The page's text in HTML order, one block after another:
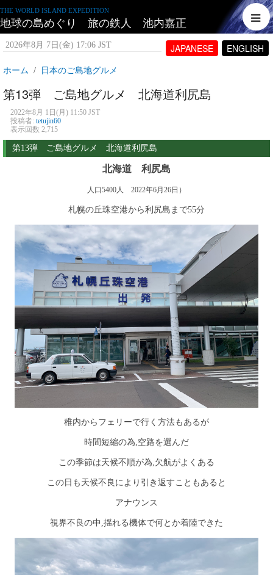
THE WORLD ISLAND EXPEDITION
地球の島めぐり 旅の鉄人 池内嘉正
JAPANESE ENGLISH
2026年8月 7日(金) 17:06 JST
ホーム 日本のご島地グルメ
第13弾 ご島地グルメ 北海道利尻島
2022年8月 1日(月) 11:50 JST
投稿者: tetujin60
表示回数 2,715
第13弾 ご島地グルメ 北海道利尻島
北海道 利尻島
人口5400人 2022年6月26日）
札幌の丘珠空港から利尻島まで55分
稚内からフェリーで行く方法もあるが
時間短縮の為,空路を選んだ
この季節は天候不順が為,欠航がよくある
この日も天候不良により引き返すこともあると
アナウンス
視界不良の中,揺れる機体で何とか着陸できた